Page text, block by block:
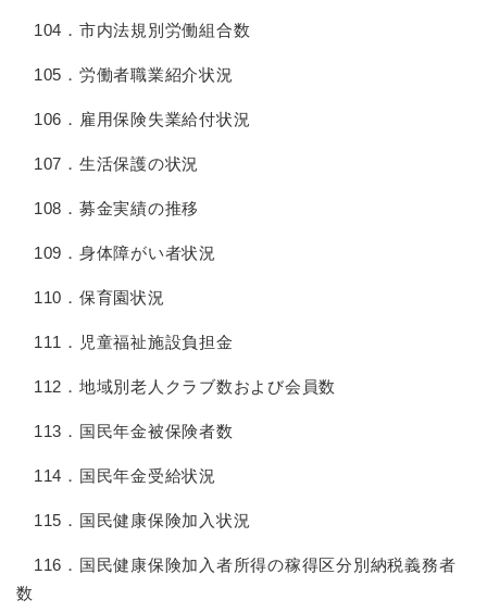
104．市内法規別労働組合数
105．労働者職業紹介状況
106．雇用保険失業給付状況
107．生活保護の状況
108．募金実績の推移
109．身体障がい者状況
110．保育園状況
111．児童福祉施設負担金
112．地域別老人クラブ数および会員数
113．国民年金被保険者数
114．国民年金受給状況
115．国民健康保険加入状況
116．国民健康保険加入者所得の稼得区分別納税義務者
数